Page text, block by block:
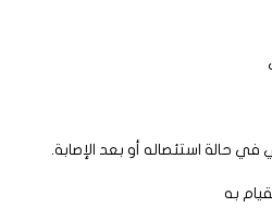
استئصاله أو بعد الإصابة.
به